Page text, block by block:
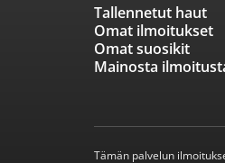
Tallennetut haut
Omat ilmoitukset
Omat suosikit
Mainosta
Tämän palvelun